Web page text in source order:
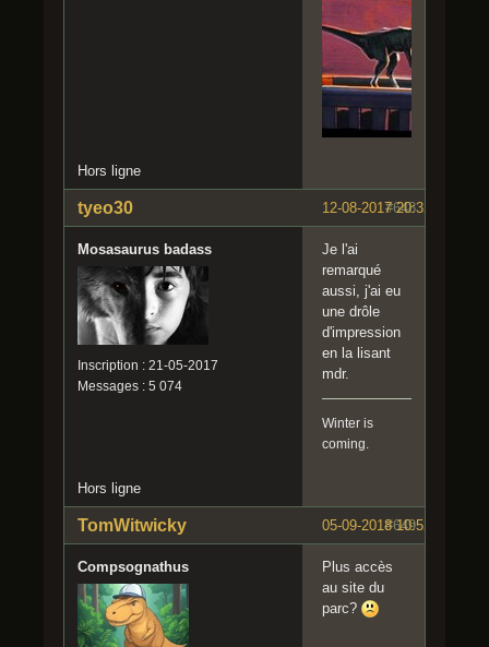
Hors ligne
#648
12-08-2017 20:32:12
tyeo30
Mosasaurus badass
Inscription : 21-05-2017
Messages : 5 074
Je l'ai
remarqué
aussi, j'ai eu
une drôle
d'impression
en la lisant
mdr.
Winter is
coming.
Hors ligne
#649
05-09-2018 10:52:00
TomWitwicky
Compsognathus
Plus accès
au site du
parc?